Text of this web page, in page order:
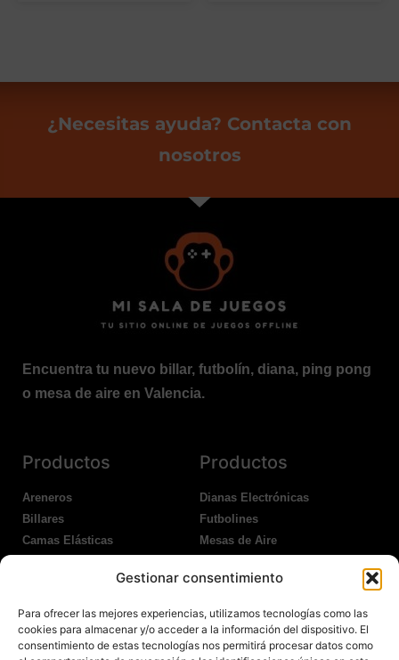
Gestionar consentimiento
Para ofrecer las mejores experiencias, utilizamos tecnologías como las
cookies para almacenar y/o acceder a la información del dispositivo. El
consentimiento de estas tecnologías nos permitirá procesar datos como
¿Necesitas ayuda? Contacta con
nosotros
Encuentra tu nuevo billar, futbolín, diana, ping pong
o mesa de aire en Valencia.
Productos
Areneros
Billares
Camas Elásticas
Productos
Dianas Electrónicas
Futbolines
Mesas de Aire
Ping Pong Exterior
Nosotros Legales